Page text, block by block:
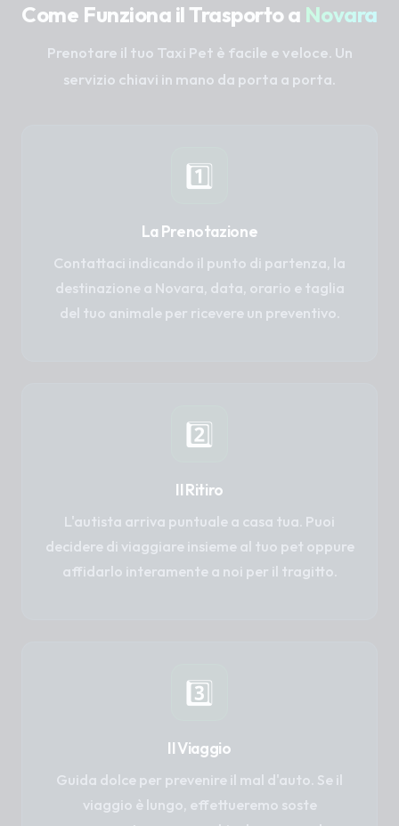
Come Funziona il Trasporto a Novara
Prenotare il tuo Taxi Pet è facile e veloce. Un
servizio chiavi in mano da porta a porta.
1️⃣
La Prenotazione
Contattaci indicando il punto di partenza, la
destinazione a Novara, data, orario e taglia
del tuo animale per ricevere un preventivo.
2️⃣
Il Ritiro
L'autista arriva puntuale a casa tua. Puoi
decidere di viaggiare insieme al tuo pet oppure
affidarlo interamente a noi per il tragitto.
3️⃣
Il Viaggio
Guida dolce per prevenire il mal d'auto. Se il
viaggio è lungo, effettueremo soste